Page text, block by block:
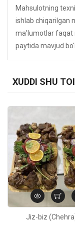
Mahsulotning
ishlab chiqarilgan
ma'lumotlar faqat
paytida mavjud
XUDDI SHU
Jiz-biz